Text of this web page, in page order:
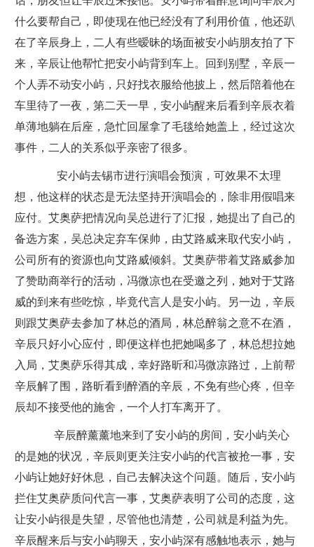
什么要帮自己，即使现在他已经没有了利用价值，他还趴
在了辛辰身上，二人有些暧昧的场面被安小屿朋友拍了下
来，辛辰让他帮忙把安小屿背到车上。回到别墅，辛辰一
个人弄不动安小屿，只好找衣服给他披上，然后陪着他在
车里待了一夜，第二天一早，安小屿醒来后看到辛辰衣着
单薄地躺在后座，急忙回屋拿了毛毯给她盖上，经过这次
事件，二人的关系似乎亲密了很多。
安小屿去锡市进行演唱会预演，可效果不太理
想，他这样的状态是无法坚持开演唱会的，除非用假唱来
应付。艾奥萨把情况向吴总进行了汇报，她提出了自己的
备选方案，吴总决定弃车保帅，由艾路威来取代安小屿，
公司所有的资源也向艾路威倾斜。艾奥萨带着艾路威参加
了赞助商举行的活动，冯微凉也在受邀之列，她对于艾路
威的到来有些吃惊，毕竟代言人是安小屿。另一边，辛辰
则跟艾奥萨去参加了林总的酒局，林总醉翁之意不在酒，
辛辰只好小心应付，即便这样也把她喝多了，林总想拉她
入局，艾奥萨乐得其成，幸好路昕和冯微凉路过，上前帮
辛辰解了围，路昕看到醉酒的辛辰，不免有些心疼，但辛
辰却不接受他的施舍，一个人打车离开了。
辛辰醉薰薰地来到了安小屿的房间，安小屿关心
的是她的状况，辛辰则更关注安小屿的代言被抢一事，安
小屿让她好好休息，自己去解决这个问题。随后，安小屿
拦住艾奥萨质问代言一事，艾奥萨表明了公司的态度，这
让安小屿很是失望，尽管他也清楚，公司就是利益为先。
辛辰醒来后与安小屿聊天，安小屿深有感触地表示，她与